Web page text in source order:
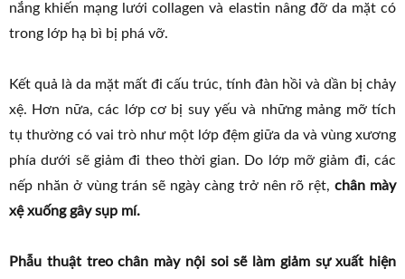
nắng khiến mạng lưới collagen và elastin nâng đỡ da mặt có
trong lớp hạ bì bị phá vỡ.
Kết quả là da mặt mất đi cấu trúc, tính đàn hồi và dần bị chảy
xệ. Hơn nữa, các lớp cơ bị suy yếu và những mảng mỡ tích
tụ thường có vai trò như một lớp đệm giữa da và vùng xương
phía dưới sẽ giảm đi theo thời gian. Do lớp mỡ giảm đi, các
nếp nhăn ở vùng trán sẽ ngày càng trở nên rõ rệt,chân mày
xệ xuống gây sụp mí.
Phẫu thuật treo chân mày nội soi sẽ làm giảm sự xuất hiện